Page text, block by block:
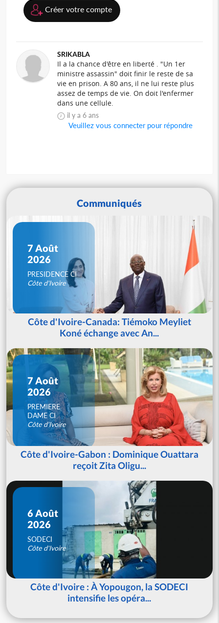
Créer votre compte
SRIKABLA
Il a la chance d'être en liberté . "Un 1er
ministre assassin" doit finir le reste de sa
vie en prison. A 80 ans, il ne lui reste plus
assez de temps de vie. On doit l'enfermer
dans une cellule.
il y a 6 ans
Veuillez vous connecter pour répondre
Communiqués
7 Août
2026
PRESIDENCE CI
Côte d'Ivoire
Côte d'Ivoire-Canada: Tiémoko Meyliet
Koné échange avec An...
7 Août
2026
PREMIERE
DAME CI
Côte d'Ivoire
Côte d'Ivoire-Gabon : Dominique Ouattara
reçoit Zita Oligu...
6 Août
2026
SODECI
Côte d'Ivoire
Côte d'Ivoire : À Yopougon, la SODECI
intensifie les opéra...